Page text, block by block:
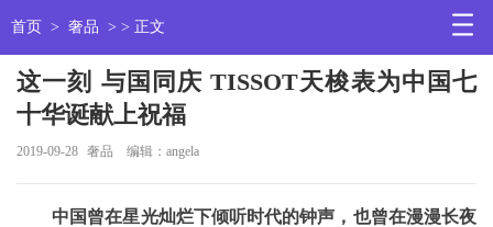
首页 > 奢品 > > 正文
这一刻 与国同庆 TISSOT天梭表为中国七
十华诞献上祝福
2019-09-28 奢品 编辑：angela
中国曾在星光灿烂下倾听时代的钟声，也曾在漫漫长夜